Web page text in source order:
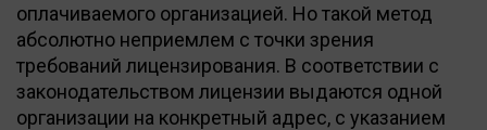
оплачиваемого организацией. Но такой метод
абсолютно неприемлем с точки зрения
требований лицензирования. В соответствии с
законодательством лицензии выдаются одной
организации на конкретный адрес, с указанием